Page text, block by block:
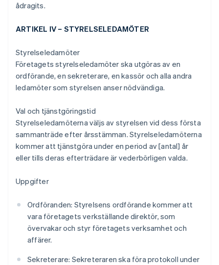
ådragits.
ARTIKEL IV – STYRELSELEDAMÖTER
Styrelseledamöter
Företagets styrelseledamöter ska utgöras av en
ordförande, en sekreterare, en kassör och alla andra
ledamöter som styrelsen anser nödvändiga.
Val och tjänstgöringstid
Styrelseledamöterna väljs av styrelsen vid dess första
sammanträde efter årsstämman. Styrelseledamöterna
kommer att tjänstgöra under en period av [antal] år
eller tills deras efterträdare är vederbörligen valda.
Uppgifter
Ordföranden: Styrelsens ordförande kommer att
vara företagets verkställande direktör, som
övervakar och styr företagets verksamhet och
affärer.
Sekreterare: Sekreteraren ska föra protokoll under